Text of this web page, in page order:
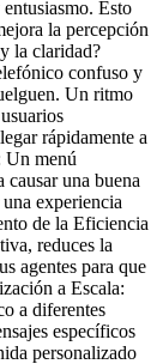
Esto
la percepción
la claridad?
confuso y
Un ritmo
rápidamente a
Un menú
una buena
experiencia
de la Eficiencia
reduces la
agentes para que
a Escala:
a diferentes
específicos
personalizado